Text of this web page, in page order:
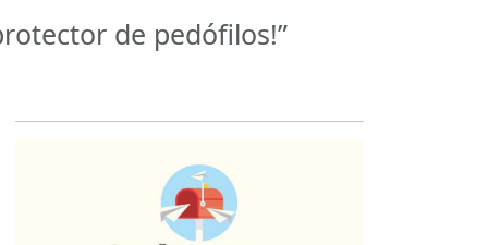
de pedófilos!”